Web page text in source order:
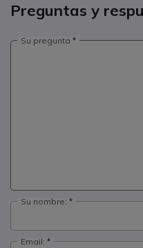
Preguntas y
Su pregunta
Su nombre:
Email: